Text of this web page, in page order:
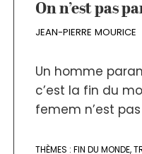
On n’est pas
JEAN-PIERRE MOURICE
Un homme
c’est la fin du
femem n’est
THÈMES : FIN DU MONDE,